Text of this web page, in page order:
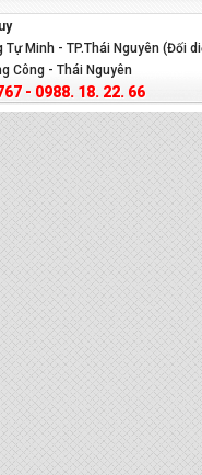
Minh - TP.Thái Nguyên (Đối
Công - Thái Nguyên
- 0988. 18. 22. 66